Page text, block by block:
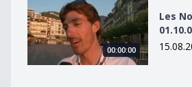
Les Nouvelles VD du 01.10.09
00:00:00
Les